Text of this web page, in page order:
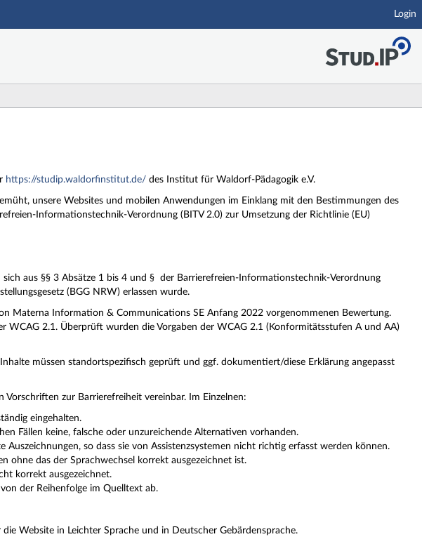
Login
https://studip.waldorfinstitut.de/ des Institut für Waldorf-Pädagogik e.V.
unsere Websites und mobilen Anwendungen im Einklang mit den Bestimmungen des
Informationstechnik-Verordnung (BITV 2.0) zur Umsetzung der Richtlinie (EU)
aus §§ 3 Absätze 1 bis 4 und § der Barrierefreien-Informationstechnik-Verordnung
(BGG NRW) erlassen wurde.
Materna Information & Communications SE Anfang 2022 vorgenommenen Bewertung.
WCAG 2.1. Überprüft wurden die Vorgaben der WCAG 2.1 (Konformitätsstufen A und AA)
müssen standortspezifisch geprüft und ggf. dokumentiert/diese Erklärung angepasst
zur Barrierefreiheit vereinbar. Im Einzelnen:
eingehalten.
Fällen keine, falsche oder unzureichende Alternativen vorhanden.
so dass sie von Assistenzsystemen nicht richtig erfasst werden können.
ohne das der Sprachwechsel korrekt ausgezeichnet ist.
korrekt ausgezeichnet.
der Reihenfolge im Quelltext ab.
Website in Leichter Sprache und in Deutscher Gebärdensprache.